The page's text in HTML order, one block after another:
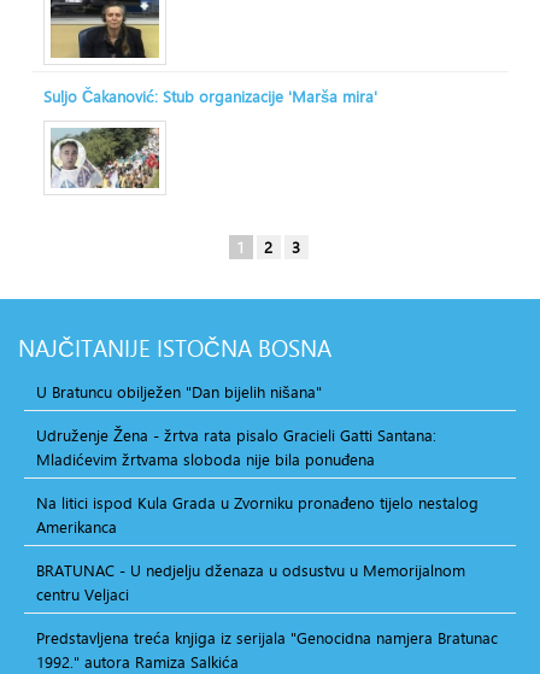
Suljo Čakanović: Stub organizacije 'Marša mira'
1 2 3
NAJČITANIJE ISTOČNA BOSNA
U Bratuncu obilježen "Dan bijelih nišana"
Udruženje Žena - žrtva rata pisalo Gracieli Gatti Santana:
Mladićevim žrtvama sloboda nije bila ponuđena
Na litici ispod Kula Grada u Zvorniku pronađeno tijelo nestalog
Amerikanca
BRATUNAC - U nedjelju dženaza u odsustvu u Memorijalnom
centru Veljaci
Predstavljena treća knjiga iz serijala "Genocidna namjera Bratunac
1992." autora Ramiza Salkića